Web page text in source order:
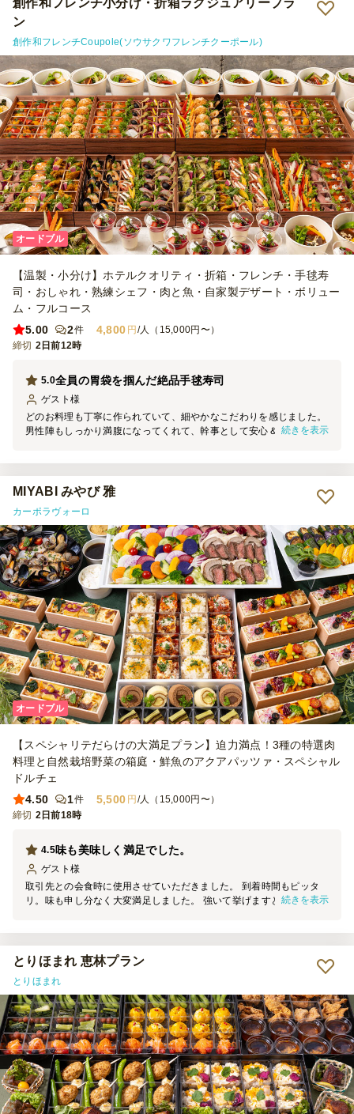
ン
創作和フレンチCoupole(ソウサクワフレンチクーポール)
オードブル
【温製・小分け】ホテルクオリティ・折箱・フレンチ・手毬寿
司・おしゃれ・熟練シェフ・肉と魚・自家製デザート・ボリュー
ム・フルコース
5.00
2件 4,800 円/人（15,000円〜）
締切 2日前12時
全員の胃袋を掴んだ絶品手毬寿司
5.0
ゲスト 様
どのお料理も丁寧に作られていて、細やかなこだわりを感じました。
男性陣もしっかり満腹になってくれて、幹事として安心＆大満足で
続きを表示
MIYABI みやび 雅
カーポラヴォーロ
オードブル
【スペシャリテだらけの大満足プラン】迫力満点！3種の特選肉
料理と自然栽培野菜の箱庭・鮮魚のアクアパッツァ・スペシャル
ドルチェ
4.50
1件 5,500 円/人（15,000円〜）
締切 2日前18時
味も美味しく満足でした。
4.5
ゲスト 様
取引先との会食時に使用させていただきました。 到着時間もピッタ
リ。味も申し分なく大変満足しました。 強いて挙げますと、入れ物
続きを表示
とりほまれ 恵林プラン
とりほまれ